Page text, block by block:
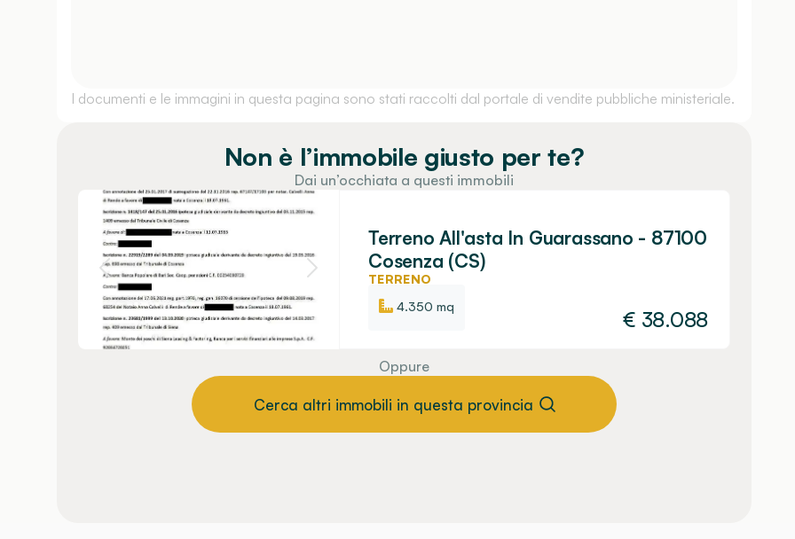
I documenti e le immagini in questa pagina sono stati raccolti dal portale di vendite pubbliche ministeriale.
Non è l’immobile giusto per te?
Dai un’occhiata a questi immobili
Terreno All'asta In Guarassano - 87100
Cosenza (CS)
TERRENO
4.350 mq
€ 38.088
Oppure
Cerca altri immobili in questa provincia